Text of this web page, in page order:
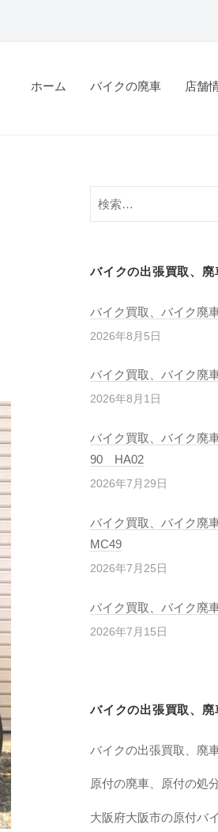
ホーム バイクの廃車 店舗
バイクの出張買取、
バイク買取、バイク廃
2026年8月5日
バイク買取、バイク廃
2026年8月1日
バイク買取、バイク廃
90 HA02
2026年7月29日
バイク買取、バイク廃
MC49
2026年7月25日
バイク買取、バイク廃
2026年7月15日
バイクの出張買取、廃
バイクの出張買取、廃
原付の廃車、原付の処
大阪府大阪市の原付バ